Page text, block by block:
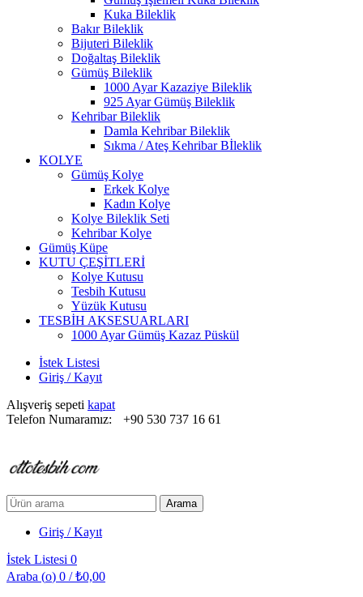
Kuka Bileklik
Bakır Bileklik
Bijuteri Bileklik
Doğaltaş Bileklik
Gümüş Bileklik
1000 Ayar Kazaziye Bileklik
925 Ayar Gümüş Bileklik
Kehribar Bileklik
Damla Kehribar Bileklik
Sıkma / Ateş Kehribar Bİleklik
KOLYE
Gümüş Kolye
Erkek Kolye
Kadın Kolye
Kolye Bileklik Seti
Kehribar Kolye
Gümüş Küpe
KUTU ÇEŞİTLERİ
Kolye Kutusu
Tesbih Kutusu
Yüzük Kutusu
TESBİH AKSESUARLARI
1000 Ayar Gümüş Kazaz Püskül
İstek Listesi
Giriş / Kayıt
Alışveriş sepeti kapat
Telefon Numaramız:
+90 530 737 16 61
Arayın: Arama
Giriş / Kayıt
İstek Listesi 0
Araba (o) 0 / ₺0,00